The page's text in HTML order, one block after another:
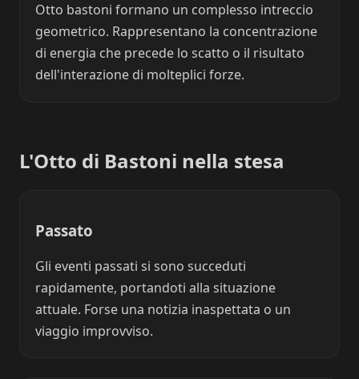
Otto bastoni formano un complesso intreccio
geometrico. Rappresentano la concentrazione
di energia che precede lo scatto o il risultato
dell'interazione di molteplici forze.
L'Otto di Bastoni nella stesa
Passato
Gli eventi passati si sono succeduti
rapidamente, portandoti alla situazione
attuale. Forse una notizia inaspettata o un
viaggio improvviso.